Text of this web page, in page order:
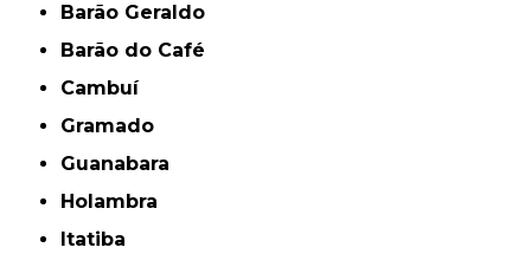
Barão Geraldo
Barão do Café
Cambuí
Gramado
Guanabara
Holambra
Itatiba